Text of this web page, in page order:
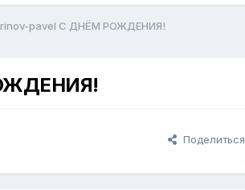
pavel С ДНЁМ РОЖДЕНИЯ!
Поделиться